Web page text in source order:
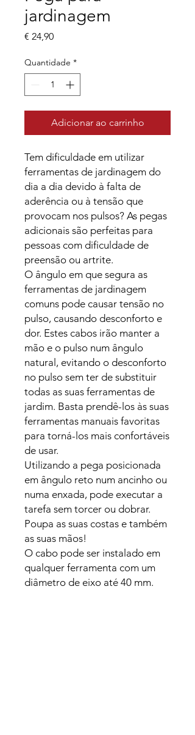
jardinagem
€ 24,90Preço
Quantidade *
Adicionar ao carrinho
Tem dificuldade em utilizar
ferramentas de jardinagem do
dia a dia devido à falta de
aderência ou à tensão que
provocam nos pulsos? As pegas
adicionais são perfeitas para
pessoas com dificuldade de
preensão ou artrite.
O ângulo em que segura as
ferramentas de jardinagem
comuns pode causar tensão no
pulso, causando desconforto e
dor. Estes cabos irão manter a
mão e o pulso num ângulo
natural, evitando o desconforto
no pulso sem ter de substituir
todas as suas ferramentas de
jardim. Basta prendê-los às suas
ferramentas manuais favoritas
para torná-los mais confortáveis
de usar.
Utilizando a pega posicionada
em ângulo reto num ancinho ou
numa enxada, pode executar a
tarefa sem torcer ou dobrar.
Poupa as suas costas e também
as suas mãos!
O cabo pode ser instalado em
qualquer ferramenta com um
diâmetro de eixo até 40 mm.